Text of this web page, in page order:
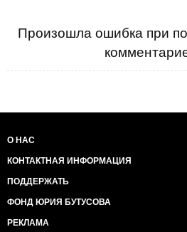
Произошла ошибка при
О НАС
КОНТАКТНАЯ ИНФОРМАЦИЯ
ПОДДЕРЖАТЬ
ФОНД ЮРИЯ БУТУСОВА
РЕКЛАМА